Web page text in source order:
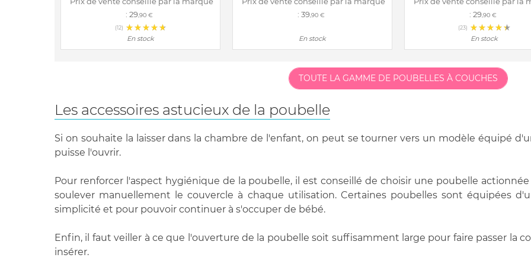
: 29,90 €
(12)
En stock
: 39,90 €
En stock
: 29,90 €
(23)
En stock
TOUTE LA GAMME DE POUBELLES À COUCHES
Les accessoires astucieux de la poubelle
Si on souhaite la laisser dans la chambre de l'enfant, on peut se tourner vers un modèle équipé
puisse l'ouvrir.
Pour renforcer l'aspect hygiénique de la poubelle, il est conseillé de choisir une poubelle
soulever manuellement le couvercle à chaque utilisation. Certaines poubelles sont équipées
simplicité et pour pouvoir continuer à s'occuper de bébé.
Enfin, il faut veiller à ce que l'ouverture de la poubelle soit suffisamment large pour faire passer la
insérer.